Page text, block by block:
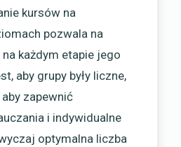
kursów na
pozwala na
na każdym etapie jego
aby grupy były liczne,
zapewnić
i indywidualne
optymalna liczba